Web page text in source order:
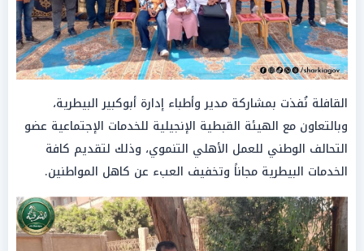
القافلة نُفذت بمشاركة مدير وأطباء إدارة أبوكبير البيطرية،
وبالتعاون مع الهيئة القبطية الإنجيلية للخدمات الإجتماعية عضو
التحالف الوطني للعمل الأهلي التنموي، وذلك لتقديم كافة
الخدمات البيطرية مجاناً وتخفيف العبء عن كاهل المواطنين.